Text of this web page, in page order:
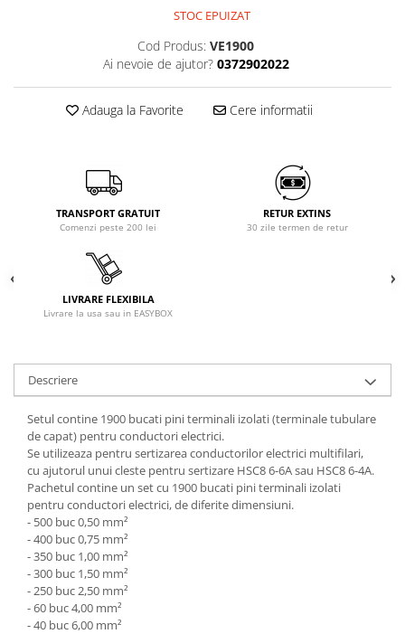
STOC EPUIZAT
Cod Produs: VE1900
Ai nevoie de ajutor? 0372902022
Adauga la Favorite Cere informatii
TRANSPORT GRATUIT
Comenzi peste 200 lei
RETUR EXTINS
30 zile termen de retur
LIVRARE FLEXIBILA
Livrare la usa sau in EASYBOX
Descriere
Setul contine 1900 bucati pini terminali izolati (terminale tubulare
de capat) pentru conductori electrici.
Se utilizeaza pentru sertizarea conductorilor electrici multifilari,
cu ajutorul unui cleste pentru sertizare HSC8 6-6A sau HSC8 6-4A.
Pachetul contine un set cu 1900 bucati pini terminali izolati
pentru conductori electrici, de diferite dimensiuni.
- 500 buc 0,50 mm²
- 400 buc 0,75 mm²
- 350 buc 1,00 mm²
- 300 buc 1,50 mm²
- 250 buc 2,50 mm²
- 60 buc 4,00 mm²
- 40 buc 6,00 mm²